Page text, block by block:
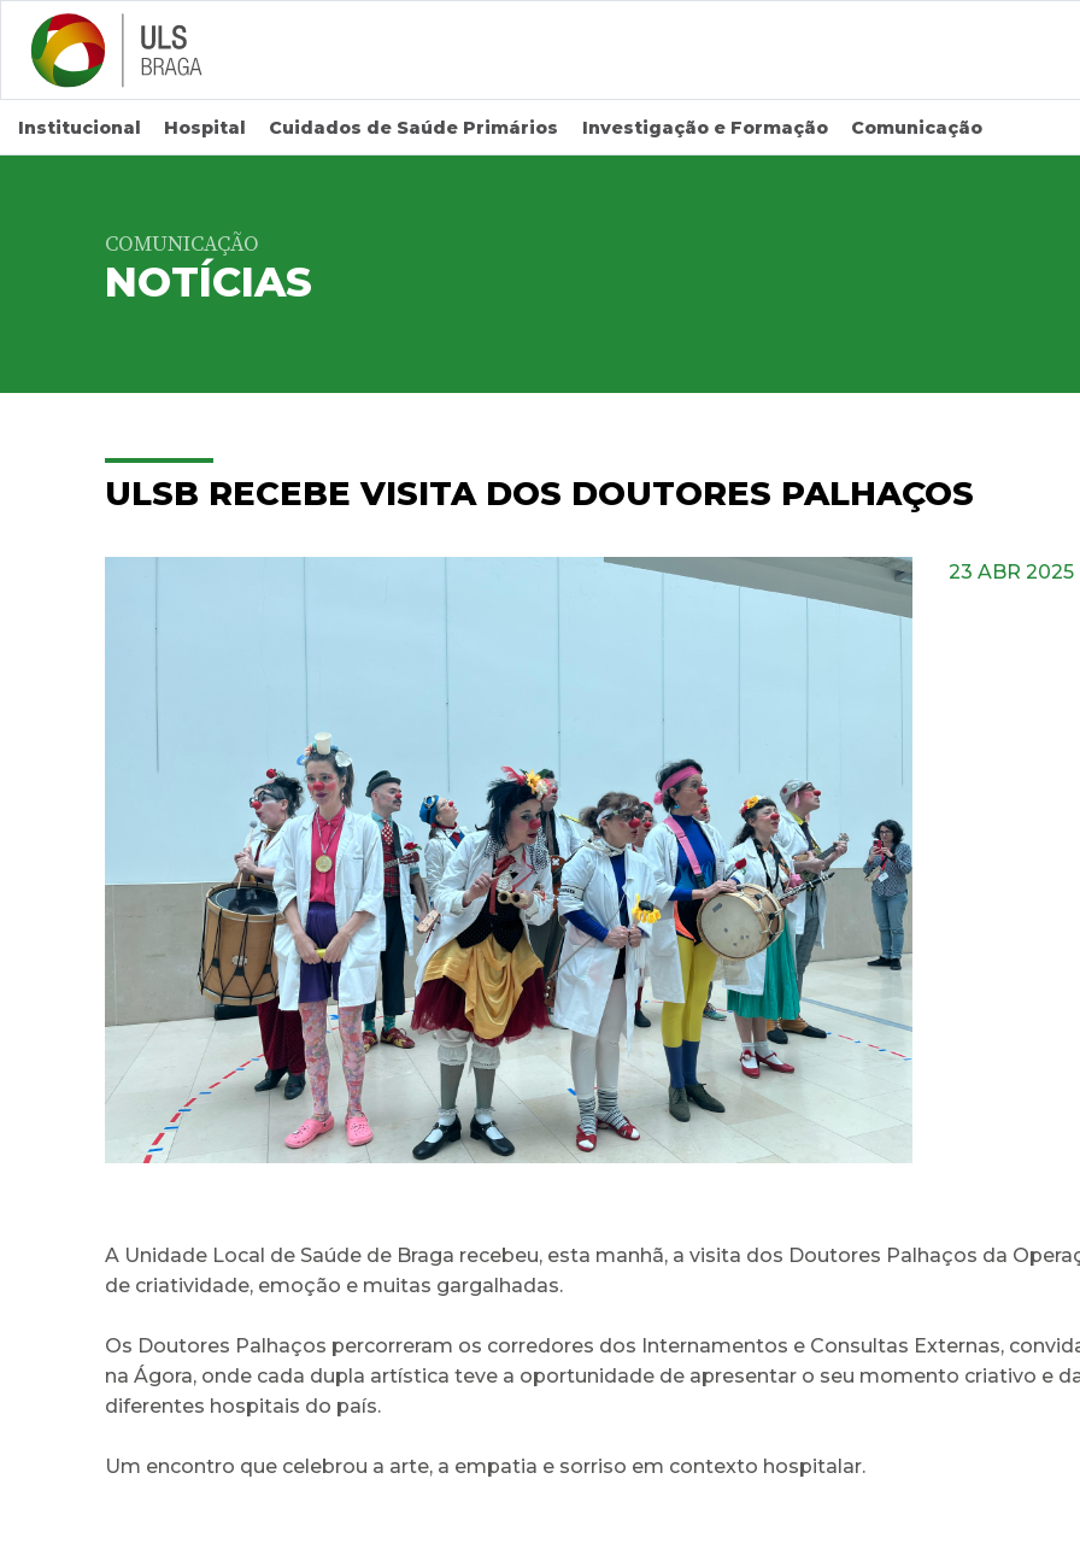
Saltar para conteúdo principal
Institucional Hospital Cuidados de Saúde Primários Investigação e Formação Comunicação
COMUNICAÇÃO
NOTÍCIAS
ULSB RECEBE VISITA DOS DOUTORES PALHAÇOS
23 ABR 2025
A Unidade Local de Saúde de Braga recebeu, esta manhã, a visita dos Doutores Palhaços da
de criatividade, emoção e muitas gargalhadas.
Os Doutores Palhaços percorreram os corredores dos Internamentos e Consultas Externas,
na Ágora, onde cada dupla artística teve a oportunidade de apresentar o seu momento criativo e
diferentes hospitais do país.
Um encontro que celebrou a arte, a empatia e sorriso em contexto hospitalar.